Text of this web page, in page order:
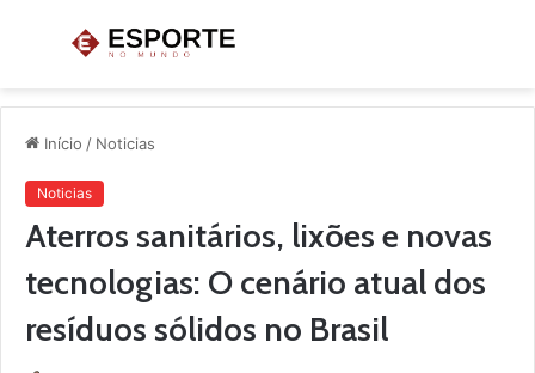
Menu
Início / Noticias
Noticias
Aterros sanitários, lixões e novas
tecnologias: O cenário atual dos
resíduos sólidos no Brasil